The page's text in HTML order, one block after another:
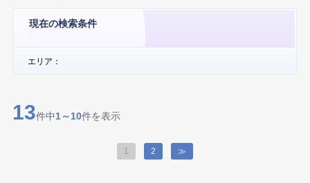
現在の検索条件
エリア：
13件中1～10件を表示
1 2 ≫